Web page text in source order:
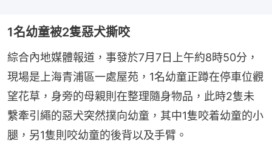
1名幼童被2隻惡犬撕咬
綜合內地媒體報道，事發於7月7日上午約8時50分，
現場是上海青浦區一處屋苑，1名幼童正蹲在停車位觀
望花草，身旁的母親則在整理隨身物品，此時2隻未
繫牽引繩的惡犬突然撲向幼童，其中1隻咬着幼童的小
腿，另1隻則咬幼童的後背以及手臂。